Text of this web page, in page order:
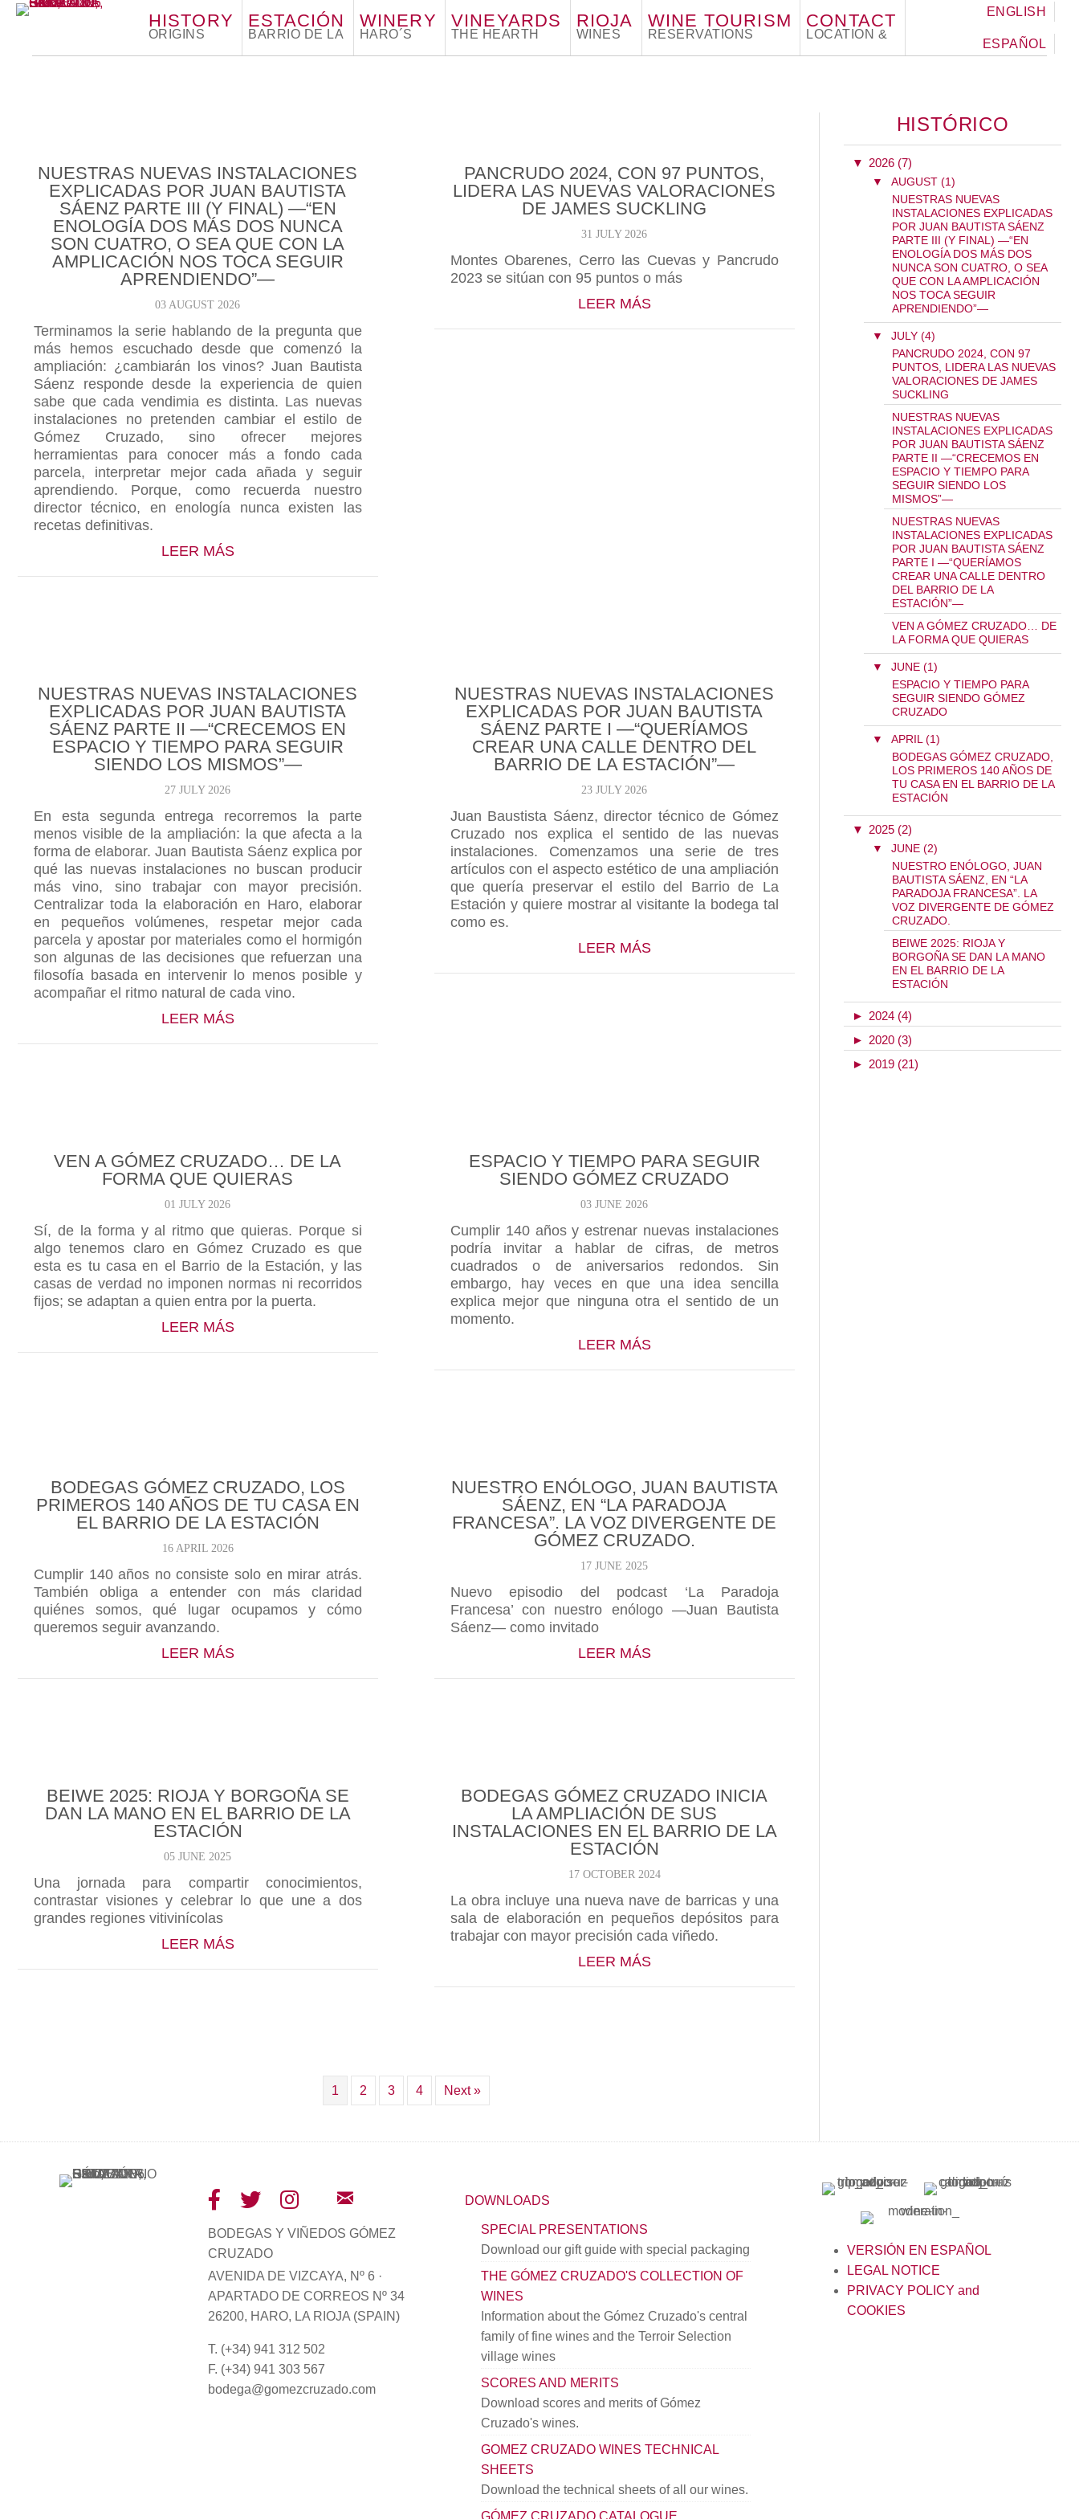
HISTORY
ORIGINS
ESTACIÓN
BARRIO DE LA
WINERY
HARO´S
VINEYARDS
THE HEARTH
RIOJA
WINES
WINE TOURISM
RESERVATIONS
CONTACT
LOCATION &
ESPAÑOL
ENGLISH
NUESTRAS NUEVAS INSTALACIONES
EXPLICADAS POR JUAN BAUTISTA
SÁENZ PARTE III (Y FINAL) —“EN
ENOLOGÍA DOS MÁS DOS NUNCA
SON CUATRO, O SEA QUE CON LA
AMPLICACIÓN NOS TOCA SEGUIR
APRENDIENDO”—
03 AUGUST 2026
Terminamos la serie hablando de la pregunta que
más hemos escuchado desde que comenzó la
ampliación: ¿cambiarán los vinos? Juan Bautista
Sáenz responde desde la experiencia de quien
sabe que cada vendimia es distinta. Las nuevas
instalaciones no pretenden cambiar el estilo de
Gómez Cruzado, sino ofrecer mejores
herramientas para conocer más a fondo cada
parcela, interpretar mejor cada añada y seguir
aprendiendo. Porque, como recuerda nuestro
director técnico, en enología nunca existen las
recetas definitivas.
LEER MÁSABOUT NUESTRAS NUEVAS INSTALACIONES EXPLICADAS POR JUAN BAUTISTA SÁENZ PARTE III (Y FINAL) —“EN
PANCRUDO 2024, CON 97 PUNTOS,
LIDERA LAS NUEVAS VALORACIONES
DE JAMES SUCKLING
31 JULY 2026
Montes Obarenes, Cerro las Cuevas y Pancrudo
2023 se sitúan con 95 puntos o más
LEER MÁSABOUT PANCRUDO 2024, CON 97 PUNTOS, LIDERA LAS
NUESTRAS NUEVAS INSTALACIONES
EXPLICADAS POR JUAN BAUTISTA
SÁENZ PARTE II —“CRECEMOS EN
ESPACIO Y TIEMPO PARA SEGUIR
SIENDO LOS MISMOS”—
27 JULY 2026
En esta segunda entrega recorremos la parte
menos visible de la ampliación: la que afecta a la
forma de elaborar. Juan Bautista Sáenz explica por
qué las nuevas instalaciones no buscan producir
más vino, sino trabajar con mayor precisión.
Centralizar toda la elaboración en Haro, elaborar
en pequeños volúmenes, respetar mejor cada
parcela y apostar por materiales como el hormigón
son algunas de las decisiones que refuerzan una
filosofía basada en intervenir lo menos posible y
acompañar el ritmo natural de cada vino.
LEER MÁSABOUT NUESTRAS NUEVAS INSTALACIONES EXPLICADAS POR JUAN BAUTISTA SÁENZ PARTE II —“CRECEMOS EN
NUESTRAS NUEVAS INSTALACIONES
EXPLICADAS POR JUAN BAUTISTA
SÁENZ PARTE I —“QUERÍAMOS
CREAR UNA CALLE DENTRO DEL
BARRIO DE LA ESTACIÓN”—
23 JULY 2026
Juan Baustista Sáenz, director técnico de Gómez
Cruzado nos explica el sentido de las nuevas
instalaciones. Comenzamos una serie de tres
artículos con el aspecto estético de una ampliación
que quería preservar el estilo del Barrio de La
Estación y quiere mostrar al visitante la bodega tal
como es.
LEER MÁSABOUT NUESTRAS NUEVAS INSTALACIONES EXPLICADAS
VEN A GÓMEZ CRUZADO… DE LA
FORMA QUE QUIERAS
01 JULY 2026
Sí, de la forma y al ritmo que quieras. Porque si
algo tenemos claro en Gómez Cruzado es que
esta es tu casa en el Barrio de la Estación, y las
casas de verdad no imponen normas ni recorridos
fijos; se adaptan a quien entra por la puerta.
LEER MÁSABOUT VEN A GÓMEZ CRUZADO… DE LA FORMA QUE QUIERAS
ESPACIO Y TIEMPO PARA SEGUIR
SIENDO GÓMEZ CRUZADO
03 JUNE 2026
Cumplir 140 años y estrenar nuevas instalaciones
podría invitar a hablar de cifras, de metros
cuadrados o de aniversarios redondos. Sin
embargo, hay veces en que una idea sencilla
explica mejor que ninguna otra el sentido de un
momento.
LEER MÁSABOUT ESPACIO Y TIEMPO PARA SEGUIR SIENDO GÓMEZ
BODEGAS GÓMEZ CRUZADO, LOS
PRIMEROS 140 AÑOS DE TU CASA EN
EL BARRIO DE LA ESTACIÓN
16 APRIL 2026
Cumplir 140 años no consiste solo en mirar atrás.
También obliga a entender con más claridad
quiénes somos, qué lugar ocupamos y cómo
queremos seguir avanzando.
LEER MÁSABOUT BODEGAS GÓMEZ CRUZADO, LOS PRIMEROS 140 AÑOS DE TU CASA EN EL BARRIO DE LA ESTACIÓN
NUESTRO ENÓLOGO, JUAN BAUTISTA
SÁENZ, EN “LA PARADOJA
FRANCESA”. LA VOZ DIVERGENTE DE
GÓMEZ CRUZADO.
17 JUNE 2025
Nuevo episodio del podcast ‘La Paradoja
Francesa’ con nuestro enólogo —Juan Bautista
Sáenz— como invitado
LEER MÁSABOUT NUESTRO ENÓLOGO, JUAN BAUTISTA SÁENZ, EN
BEIWE 2025: RIOJA Y BORGOÑA SE
DAN LA MANO EN EL BARRIO DE LA
ESTACIÓN
05 JUNE 2025
Una jornada para compartir conocimientos,
contrastar visiones y celebrar lo que une a dos
grandes regiones vitivinícolas
LEER MÁSABOUT BEIWE 2025: RIOJA Y BORGOÑA SE DAN LA MANO EN EL BARRIO DE LA ESTACIÓN
BODEGAS GÓMEZ CRUZADO INICIA
LA AMPLIACIÓN DE SUS
INSTALACIONES EN EL BARRIO DE LA
ESTACIÓN
17 OCTOBER 2024
La obra incluye una nueva nave de barricas y una
sala de elaboración en pequeños depósitos para
trabajar con mayor precisión cada viñedo.
LEER MÁSABOUT BODEGAS GÓMEZ CRUZADO INICIA LA AMPLIACIÓN
1 2 3 4 Next »
HISTÓRICO
▼ 2026 (7)
▼ AUGUST (1)
NUESTRAS NUEVAS
INSTALACIONES EXPLICADAS
POR JUAN BAUTISTA SÁENZ
PARTE III (Y FINAL) —“EN
ENOLOGÍA DOS MÁS DOS
NUNCA SON CUATRO, O SEA
QUE CON LA AMPLICACIÓN
NOS TOCA SEGUIR
APRENDIENDO”—
▼ JULY (4)
PANCRUDO 2024, CON 97
PUNTOS, LIDERA LAS NUEVAS
VALORACIONES DE JAMES
SUCKLING
NUESTRAS NUEVAS
INSTALACIONES EXPLICADAS
POR JUAN BAUTISTA SÁENZ
PARTE II —“CRECEMOS EN
ESPACIO Y TIEMPO PARA
SEGUIR SIENDO LOS
MISMOS”—
NUESTRAS NUEVAS
INSTALACIONES EXPLICADAS
POR JUAN BAUTISTA SÁENZ
PARTE I —“QUERÍAMOS
CREAR UNA CALLE DENTRO
DEL BARRIO DE LA
ESTACIÓN”—
VEN A GÓMEZ CRUZADO… DE
LA FORMA QUE QUIERAS
▼ JUNE (1)
ESPACIO Y TIEMPO PARA
SEGUIR SIENDO GÓMEZ
CRUZADO
▼ APRIL (1)
BODEGAS GÓMEZ CRUZADO,
LOS PRIMEROS 140 AÑOS DE
TU CASA EN EL BARRIO DE LA
ESTACIÓN
▼ 2025 (2)
▼ JUNE (2)
NUESTRO ENÓLOGO, JUAN
BAUTISTA SÁENZ, EN “LA
PARADOJA FRANCESA”. LA
VOZ DIVERGENTE DE GÓMEZ
CRUZADO.
BEIWE 2025: RIOJA Y
BORGOÑA SE DAN LA MANO
EN EL BARRIO DE LA
ESTACIÓN
► 2024 (4)
► 2020 (3)
► 2019 (21)
BODEGAS Y VIÑEDOS GÓMEZ
CRUZADO
AVENIDA DE VIZCAYA, Nº 6 ·
APARTADO DE CORREOS Nº 34
26200, HARO, LA RIOJA (SPAIN)
T. (+34) 941 312 502
F. (+34) 941 303 567
bodega@gomezcruzado.com
DOWNLOADS
SPECIAL PRESENTATIONS
Download our gift guide with special packaging
THE GÓMEZ CRUZADO'S COLLECTION OF
WINES
Information about the Gómez Cruzado's central
family of fine wines and the Terroir Selection
village wines
SCORES AND MERITS
Download scores and merits of Gómez
Cruzado's wines.
GOMEZ CRUZADO WINES TECHNICAL
SHEETS
Download the technical sheets of all our wines.
GÓMEZ CRUZADO CATALOGUE
VERSIÓN EN ESPAÑOL
LEGAL NOTICE
PRIVACY POLICY and
COOKIES